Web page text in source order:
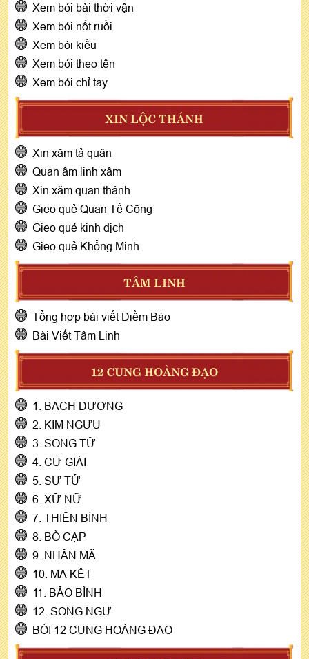
Xem bói bài thời vận
Xem bói nốt ruồi
Xem bói kiều
Xem bói theo tên
Xem bói chỉ tay
XIN LỘC THÁNH
Xin xăm tả quân
Quan âm linh xâm
Xin xăm quan thánh
Gieo quẻ Quan Tế Công
Gieo quẻ kinh dịch
Gieo quẻ Khổng Minh
TÂM LINH
Tổng hợp bài viết Điềm Báo
Bài Viết Tâm Linh
12 CUNG HOÀNG ĐẠO
1. BẠCH DƯƠNG
2. KIM NGƯU
3. SONG TỬ
4. CỰ GIẢI
5. SƯ TỬ
6. XỬ NỮ
7. THIÊN BÌNH
8. BÒ CẠP
9. NHÂN MÃ
10. MA KẾT
11. BẢO BÌNH
12. SONG NGƯ
BÓI 12 CUNG HOÀNG ĐẠO